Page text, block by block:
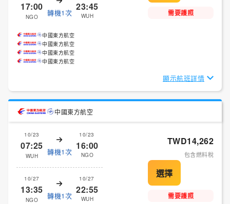
17:00
NGO 轉機1次 23:45
WUH 需要護照
中國東方航空
中國東方航空
中國東方航空
中國東方航空
顯示航班詳情
中國東方航空
10/23
07:25
WUH 轉機1次
10/23
16:00
NGO
10/27
13:35
NGO 轉機1次
10/27
22:55
WUH
TWD14,262
包含燃料稅
需要護照